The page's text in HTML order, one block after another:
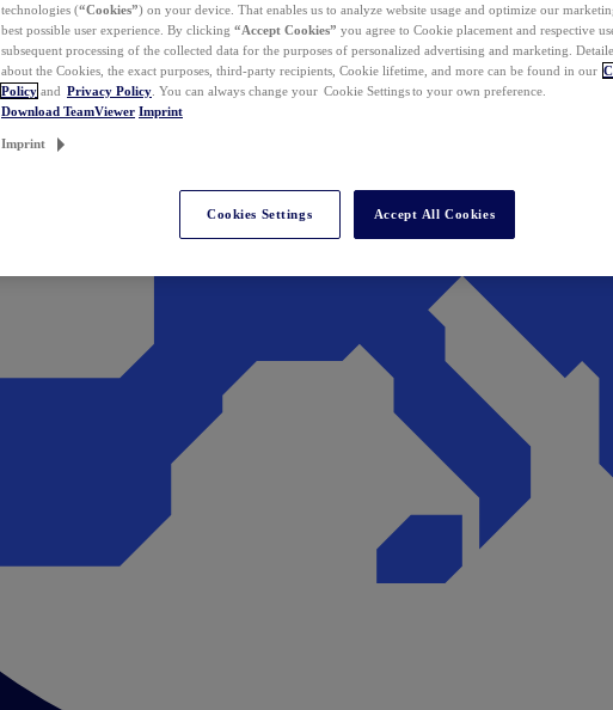
technologies (“Cookies”) on your device. That enables us to analyze website usage and optimize our
best possible user experience. By clicking “Accept Cookies” you agree to Cookie placement and respective
subsequent processing of the collected data for the purposes of personalized advertising and marketing.
about the Cookies, the exact purposes, third-party recipients, Cookie lifetime, and more can be found in our
Policy and Privacy Policy . You can always change your Cookie Settings to your own preference.
Download TeamViewer Imprint
Imprint
Cookies Settings Accept All Cookies